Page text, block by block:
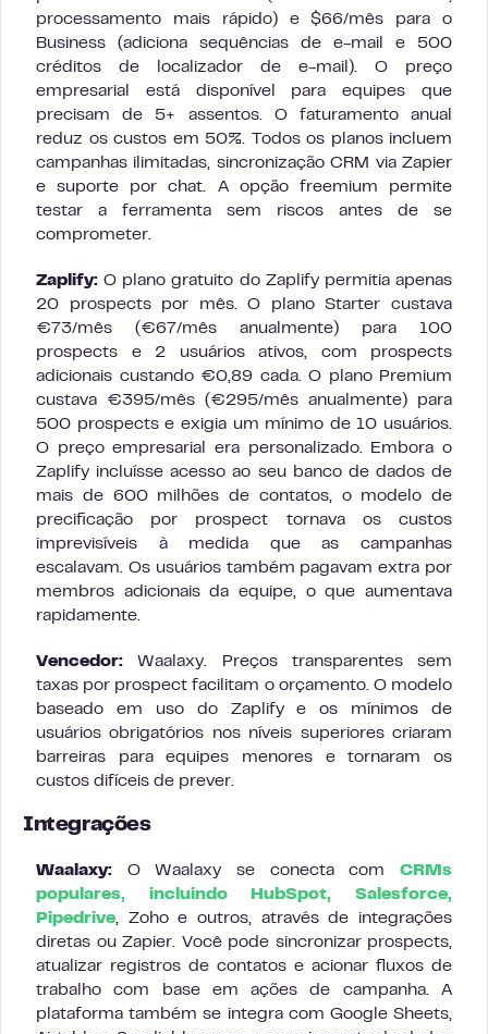
processamento mais rápido) e $66/mês para o
Business (adiciona sequências de e-mail e 500
créditos de localizador de e-mail). O preço
empresarial está disponível para equipes que
precisam de 5+ assentos. O faturamento anual
reduz os custos em 50%. Todos os planos incluem
campanhas ilimitadas, sincronização CRM via Zapier
e suporte por chat. A opção freemium permite
testar a ferramenta sem riscos antes de se
comprometer.
Zaplify: O plano gratuito do Zaplify permitia apenas
20 prospects por mês. O plano Starter custava
€73/mês (€67/mês anualmente) para 100
prospects e 2 usuários ativos, com prospects
adicionais custando €0,89 cada. O plano Premium
custava €395/mês (€295/mês anualmente) para
500 prospects e exigia um mínimo de 10 usuários.
O preço empresarial era personalizado. Embora o
Zaplify incluísse acesso ao seu banco de dados de
mais de 600 milhões de contatos, o modelo de
precificação por prospect tornava os custos
imprevisíveis à medida que as campanhas
escalavam. Os usuários também pagavam extra por
membros adicionais da equipe, o que aumentava
rapidamente.
Vencedor: Waalaxy. Preços transparentes sem
taxas por prospect facilitam o orçamento. O modelo
baseado em uso do Zaplify e os mínimos de
usuários obrigatórios nos níveis superiores criaram
barreiras para equipes menores e tornaram os
custos difíceis de prever.
Integrações
Waalaxy: O Waalaxy se conecta com CRMs
populares, incluindo HubSpot, Salesforce,
Pipedrive, Zoho e outros, através de integrações
diretas ou Zapier. Você pode sincronizar prospects,
atualizar registros de contatos e acionar fluxos de
trabalho com base em ações de campanha. A
plataforma também se integra com Google Sheets,